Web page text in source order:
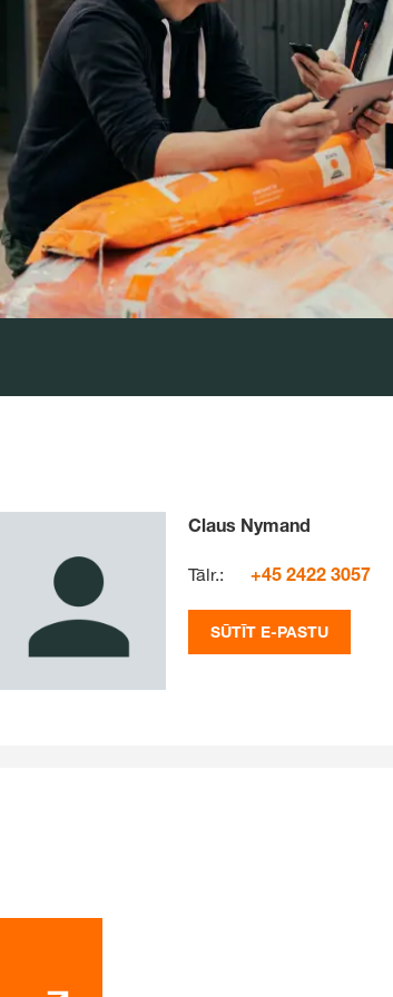
Claus Nymand
Tālr.: +45 2422 3057
SŪTĪT E-PASTU